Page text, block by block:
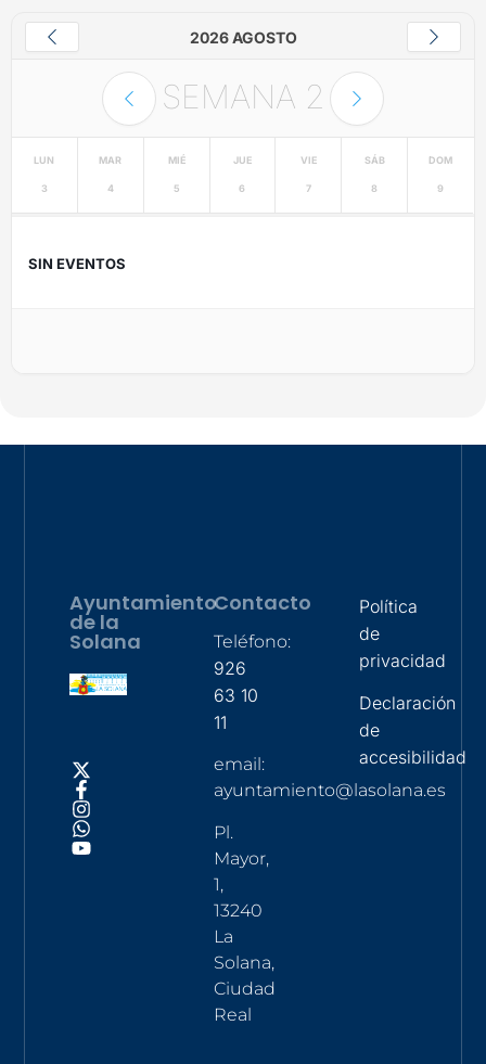
2026 AGOSTO
SEMANA 2
LUN
3
MAR
4
MIÉ
5
JUE
6
VIE
7
SÁB
8
DOM
9
SIN EVENTOS
Ayuntamiento
de la
Solana
Contacto
Teléfono:
926
63 10
11
email:
ayuntamiento@lasolana.es
Pl.
Mayor,
1,
13240
La
Solana,
Ciudad
Real
Política
de
privacidad
Declaración
de
accesibilidad